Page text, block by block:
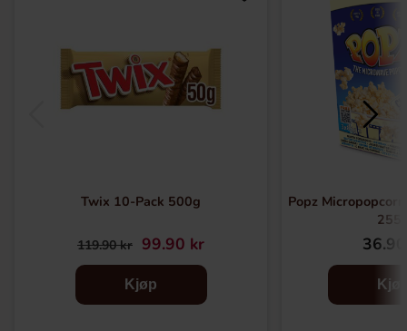
Twix 10-Pack 500g
119.90 kr 99.90 kr
Kjøp
Popz